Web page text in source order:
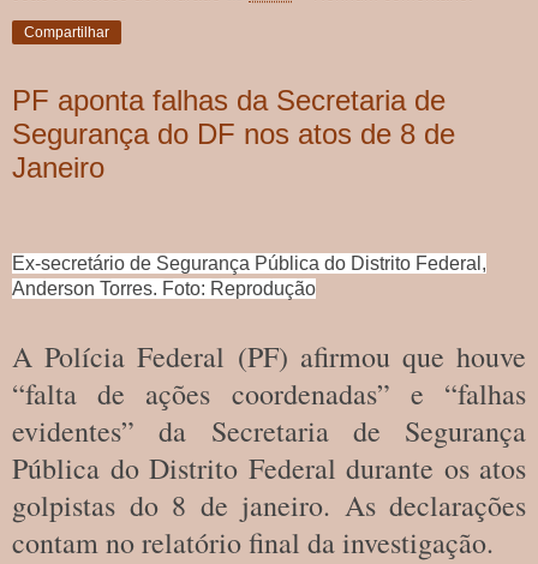
Compartilhar
PF aponta falhas da Secretaria de
Segurança do DF nos atos de 8 de
Janeiro
Ex-secretário de Segurança Pública do Distrito Federal,
Anderson Torres. Foto: Reprodução
A Polícia Federal (PF) afirmou que houve
“falta de ações coordenadas” e “falhas
evidentes” da Secretaria de Segurança
Pública do Distrito Federal durante os atos
golpistas do 8 de janeiro. As declarações
contam no relatório final da investigação.